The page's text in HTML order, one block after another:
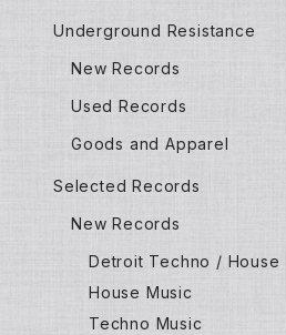
Underground Resistance
New Records
Used Records
Goods and Apparel
Selected Records
New Records
Detroit Techno / House
House Music
Techno Music